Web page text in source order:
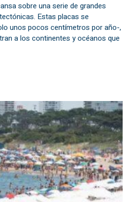
sobre una serie de grandes
Estas placas se
unos pocos centímetros por año-,
a los continentes y océanos que